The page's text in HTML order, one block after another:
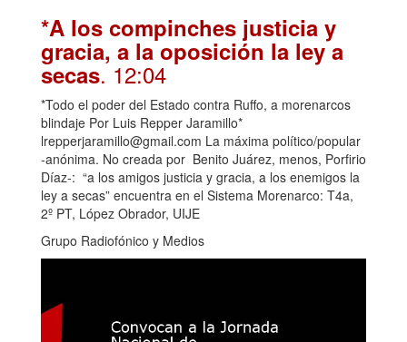
*A los compinches justicia y
gracia, a la oposición la ley a
secas. 12:04
*Todo el poder del Estado contra Ruffo, a morenarcos
blindaje Por Luis Repper Jaramillo*
lrepperjaramillo@gmail.com La máxima político/popular
-anónima. No creada por Benito Juárez, menos, Porfirio
Díaz-: “a los amigos justicia y gracia, a los enemigos la
ley a secas” encuentra en el Sistema Morenarco: T4a,
2º PT, López Obrador, UIJE
Grupo Radiofónico y Medios